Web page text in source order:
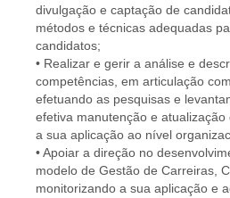
divulgação e captação de
métodos e técnicas adequadas
candidatos;
• Realizar e gerir a análise e
competências, em articulação
efetuando as pesquisas e
efetiva manutenção e
a sua aplicação ao nível
• Apoiar a direção no
modelo de Gestão de Carreiras,
monitorizando a sua aplicação e